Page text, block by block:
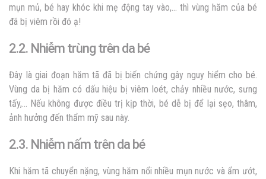
mụn mủ, bé hay khóc khi mẹ động tay vào,… thì vùng hăm của bé
đã bị viêm rồi đó ạ!
2.2. Nhiễm trùng trên da bé
Đây là giai đoạn hăm tã đã bị biến chứng gây nguy hiểm cho bé.
Vùng da bị hăm có dấu hiệu bị viêm loét, chảy nhiều nước, sưng
tấy,… Nếu không được điều trị kịp thời, bé dễ bị để lại sẹo, thâm,
ảnh hưởng đến thẩm mỹ sau này.
2.3. Nhiễm nấm trên da bé
Khi hăm tã chuyển nặng, vùng hăm nổi nhiều mụn nước và ẩm ướt,